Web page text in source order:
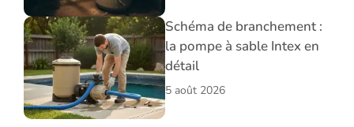
Schéma de branchement :
la pompe à sable Intex en
détail
5 août 2026